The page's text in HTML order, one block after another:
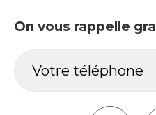
On vous rappelle